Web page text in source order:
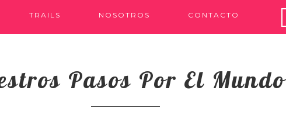
TRAILS NOSOTROS CONTACTO
Pasos Por El Mundo